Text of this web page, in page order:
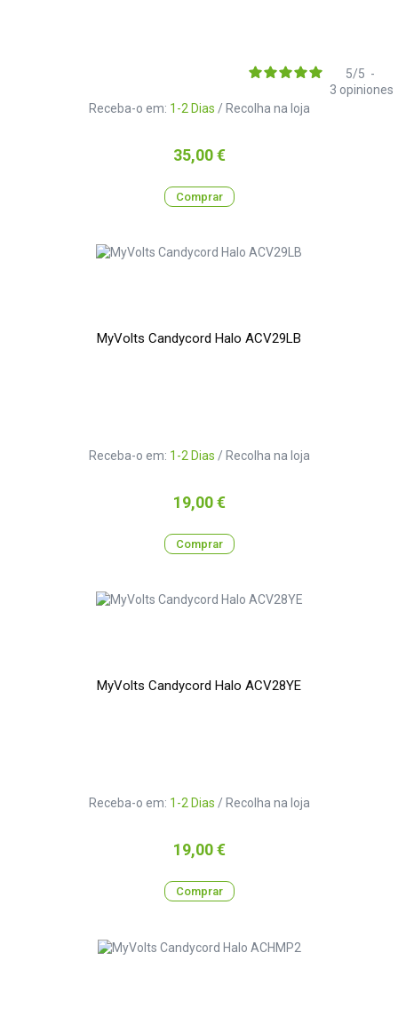
Receba-o em: 1-2 Dias / Recolha na loja
5/5 -
3 opiniones
Preço
35,00 €
Comprar
MyVolts Candycord Halo ACV29LB
Receba-o em: 1-2 Dias / Recolha na loja
Preço
19,00 €
Comprar
MyVolts Candycord Halo ACV28YE
Receba-o em: 1-2 Dias / Recolha na loja
Preço
19,00 €
Comprar